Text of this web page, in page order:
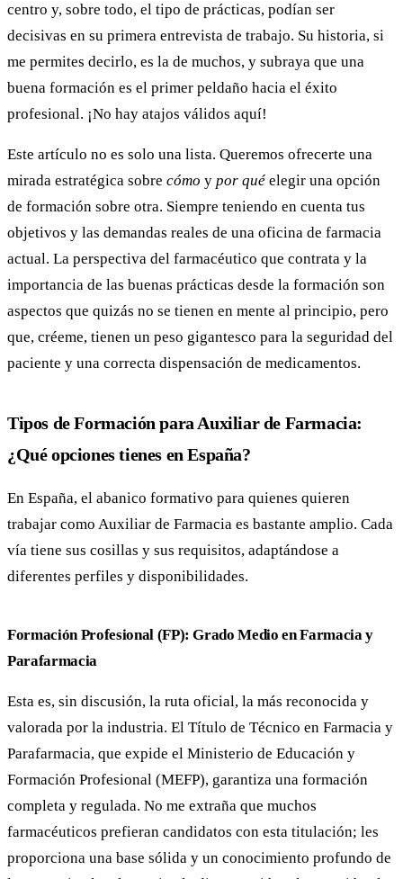
centro y, sobre todo, el tipo de prácticas, podían ser
decisivas en su primera entrevista de trabajo. Su historia, si
me permites decirlo, es la de muchos, y subraya que una
buena formación es el primer peldaño hacia el éxito
profesional. ¡No hay atajos válidos aquí!
Este artículo no es solo una lista. Queremos ofrecerte una
mirada estratégica sobre cómo y por qué elegir una opción
de formación sobre otra. Siempre teniendo en cuenta tus
objetivos y las demandas reales de una oficina de farmacia
actual. La perspectiva del farmacéutico que contrata y la
importancia de las buenas prácticas desde la formación son
aspectos que quizás no se tienen en mente al principio, pero
que, créeme, tienen un peso gigantesco para la seguridad del
paciente y una correcta dispensación de medicamentos.
Tipos de Formación para Auxiliar de Farmacia:
¿Qué opciones tienes en España?
En España, el abanico formativo para quienes quieren
trabajar como Auxiliar de Farmacia es bastante amplio. Cada
vía tiene sus cosillas y sus requisitos, adaptándose a
diferentes perfiles y disponibilidades.
Formación Profesional (FP): Grado Medio en Farmacia y
Parafarmacia
Esta es, sin discusión, la ruta oficial, la más reconocida y
valorada por la industria. El Título de Técnico en Farmacia y
Parafarmacia, que expide el Ministerio de Educación y
Formación Profesional (MEFP), garantiza una formación
completa y regulada. No me extraña que muchos
farmacéuticos prefieran candidatos con esta titulación; les
proporciona una base sólida y un conocimiento profundo de